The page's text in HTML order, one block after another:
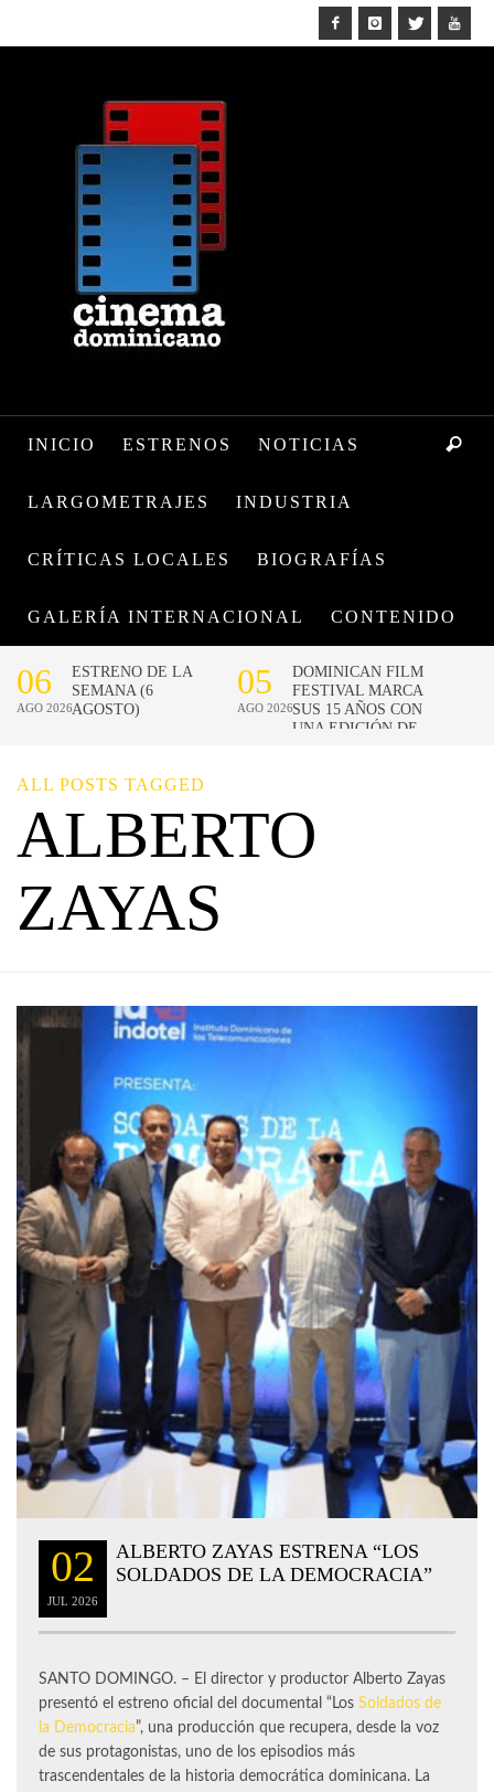
INICIO ESTRENOS NOTICIAS
LARGOMETRAJES INDUSTRIA
CRÍTICAS LOCALES BIOGRAFÍAS
GALERÍA INTERNACIONAL CONTENIDO
ALL POSTS TAGGED
ALBERTO
ZAYAS
02
JUL 2026
ALBERTO ZAYAS ESTRENA “LOS
SOLDADOS DE LA DEMOCRACIA”
SANTO DOMINGO. – El director y productor Alberto Zayas
presentó el estreno oficial del documental “Los Soldados de
la Democracia”, una producción que recupera, desde la voz
de sus protagonistas, uno de los episodios más
trascendentales de la historia democrática dominicana. La